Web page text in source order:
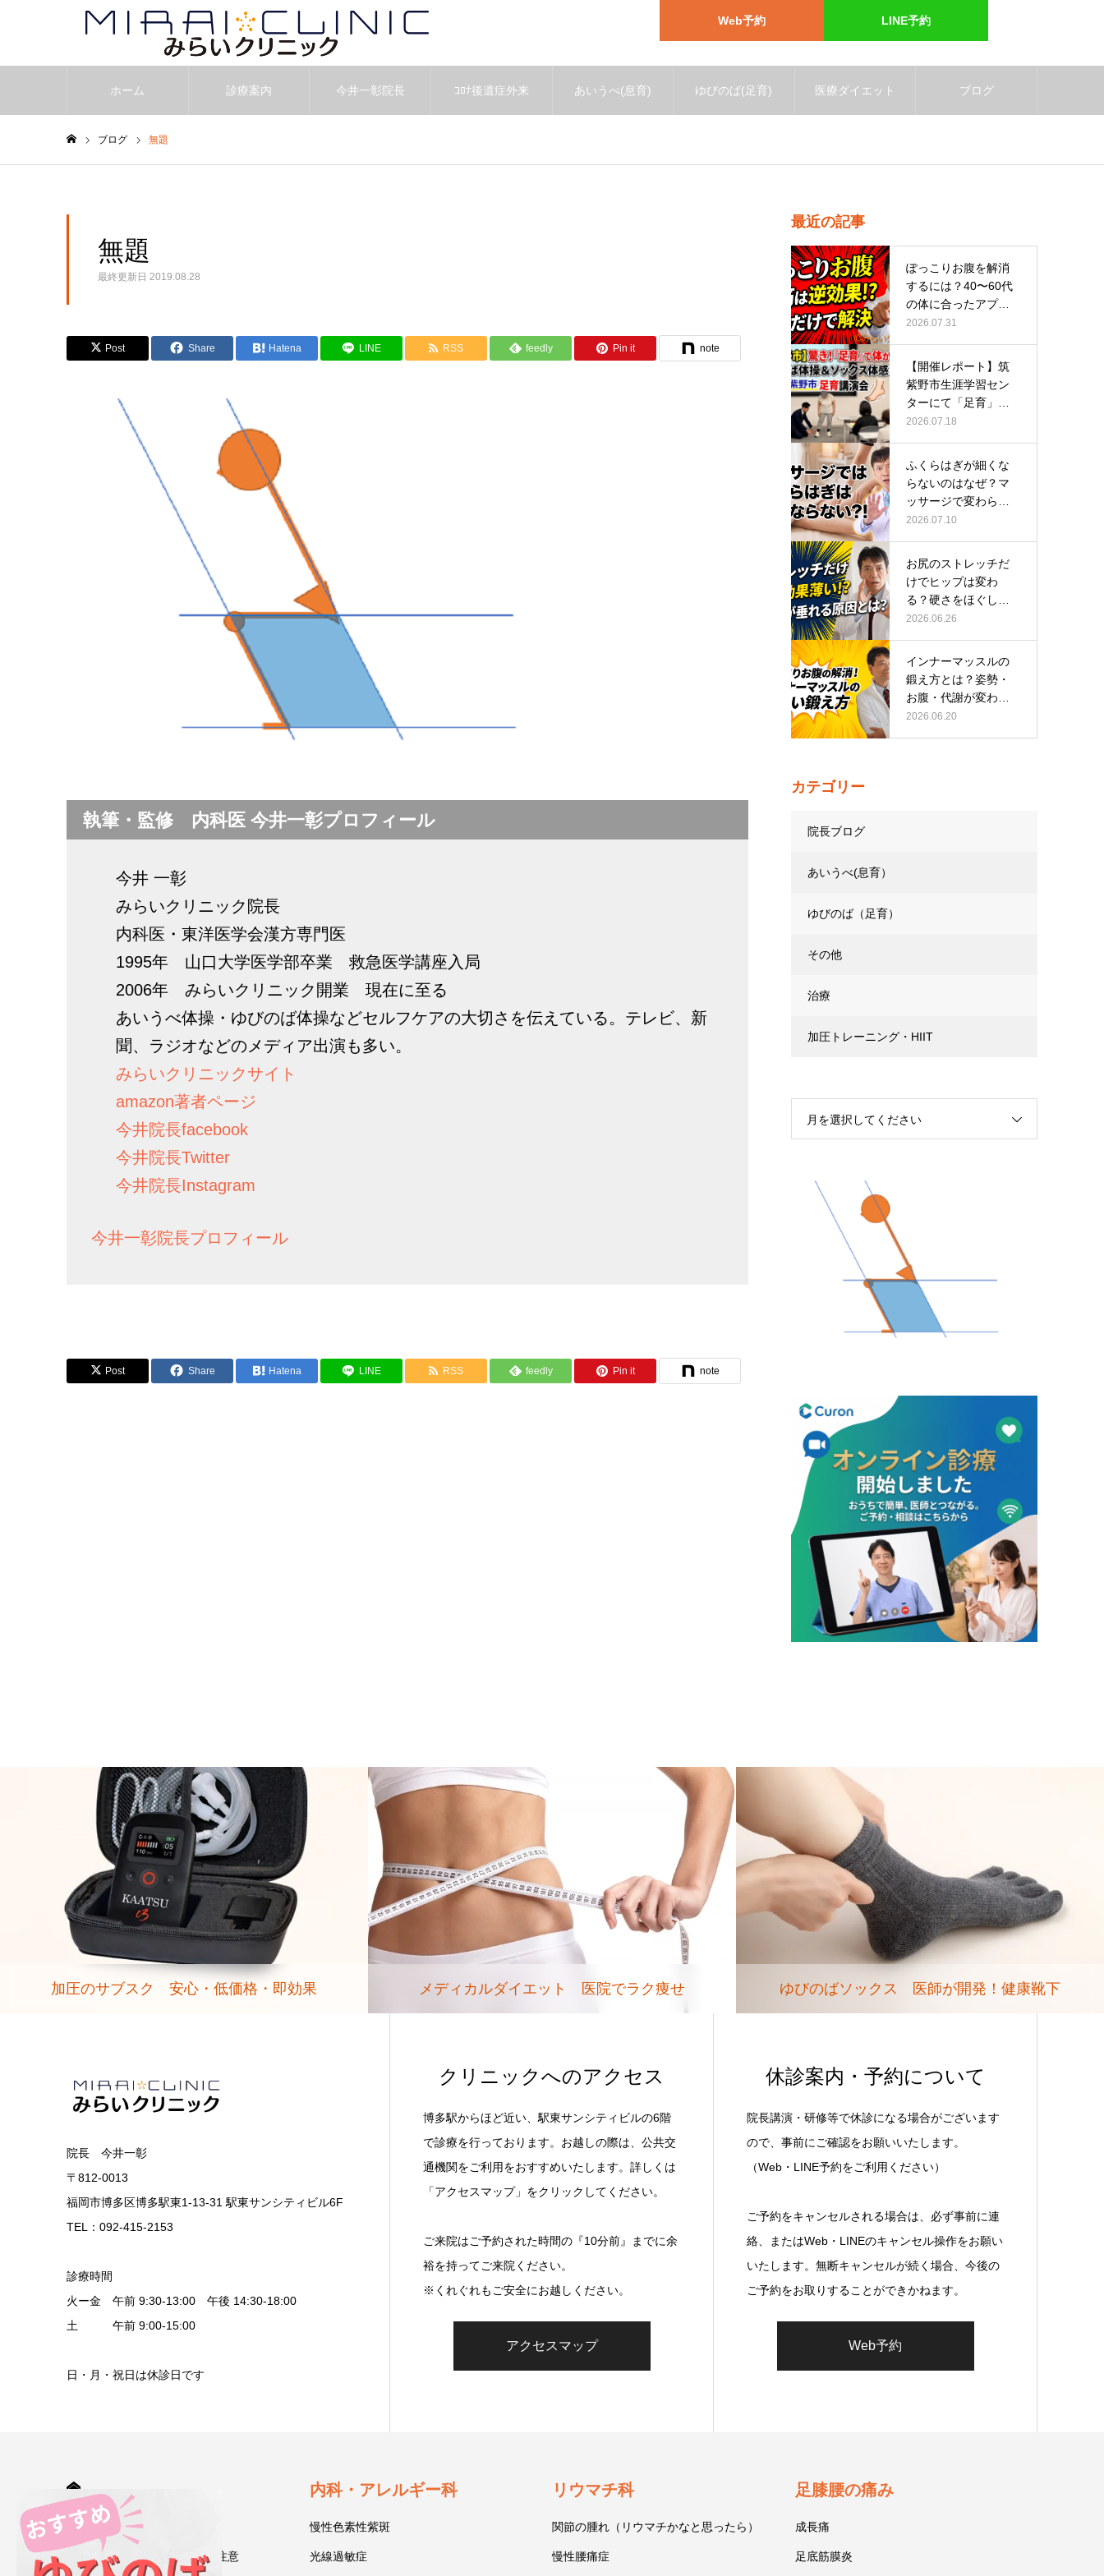
Web予約 LINE予約
ホーム 診療案内 今井一彰院長 ｺﾛﾅ後遺症外来 あいうべ(息育) ゆびのば(足育) 医療ダイエット ブログ
ブログ 無題
無題
最終更新日 2019.08.28
Post Share Hatena LINE RSS feedly Pin it note
執筆・監修 内科医 今井一彰プロフィール
今井 一彰
みらいクリニック院長
内科医・東洋医学会漢方専門医
1995年 山口大学医学部卒業 救急医学講座入局
2006年 みらいクリニック開業 現在に至る
あいうべ体操・ゆびのば体操などセルフケアの大切さを伝えている。テレビ、新
聞、ラジオなどのメディア出演も多い。
みらいクリニックサイト
amazon著者ページ
今井院長facebook
今井院長Twitter
今井院長Instagram
今井一彰院長プロフィール
Post Share Hatena LINE RSS feedly Pin it note
最近の記事
ぽっこりお腹を解消
するには？40〜60代
の体に合ったアプロ
ーチ
2026.07.31
【開催レポート】筑
紫野市生涯学習セン
ターにて「足育」講
演会に登壇し…
2026.07.18
ふくらはぎが細くな
らないのはなぜ？マ
ッサージで変わらな
い根本原因
2026.07.10
お尻のストレッチだ
けでヒップは変わ
る？硬さをほぐして
整える正しい方…
2026.06.26
インナーマッスルの
鍛え方とは？姿勢・
お腹・代謝が変わる
トレーニング…
2026.06.20
カテゴリー
院長ブログ
あいうべ(息育）
ゆびのば（足育）
その他
治療
加圧トレーニング・HIIT
月を選択してください
加圧のサブスク 安心・低価格・即効果 メディカルダイエット 医院でラク痩せ ゆびのばソックス 医師が開発！健康靴下
院長 今井一彰
〒812-0013
福岡市博多区博多駅東1-13-31 駅東サンシティビル6F
TEL：092-415-2153
診療時間
火ー金 午前 9:30-13:00 午後 14:30-18:00
土 午前 9:00-15:00
日・月・祝日は休診日です
クリニックへのアクセス
博多駅からほど近い、駅東サンシティビルの6階
で診療を行っております。お越しの際は、公共交
通機関をご利用をおすすめいたします。詳しくは
「アクセスマップ」をクリックしてください。
ご来院はご予約された時間の『10分前』までに余
裕を持ってご来院ください。
※くれぐれもご安全にお越しください。
アクセスマップ
休診案内・予約について
院長講演・研修等で休診になる場合がございます
ので、事前にご確認をお願いいたします。
（Web・LINE予約をご利用ください）
ご予約をキャンセルされる場合は、必ず事前に連
絡、またはWeb・LINEのキャンセル操作をお願い
いたします。無断キャンセルが続く場合、今後の
ご予約をお取りすることができかねます。
Web予約
診療案内
受診される方へ～初診時のご注意
内科・アレルギー科
慢性色素性紫斑
光線過敏症
リウマチ科
関節の腫れ（リウマチかなと思ったら）
慢性腰痛症
足膝腰の痛み
成長痛
足底筋膜炎